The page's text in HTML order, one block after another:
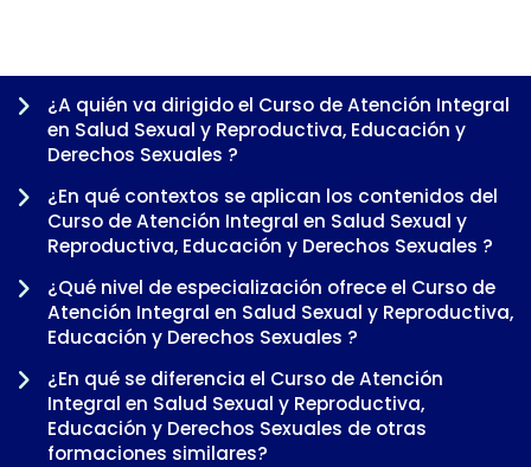
¿A quién va dirigido el Curso de Atención Integral
en Salud Sexual y Reproductiva, Educación y
Derechos Sexuales ?
¿En qué contextos se aplican los contenidos del
Curso de Atención Integral en Salud Sexual y
Reproductiva, Educación y Derechos Sexuales ?
¿Qué nivel de especialización ofrece el Curso de
Atención Integral en Salud Sexual y Reproductiva,
Educación y Derechos Sexuales ?
¿En qué se diferencia el Curso de Atención
Integral en Salud Sexual y Reproductiva,
Educación y Derechos Sexuales de otras
formaciones similares?